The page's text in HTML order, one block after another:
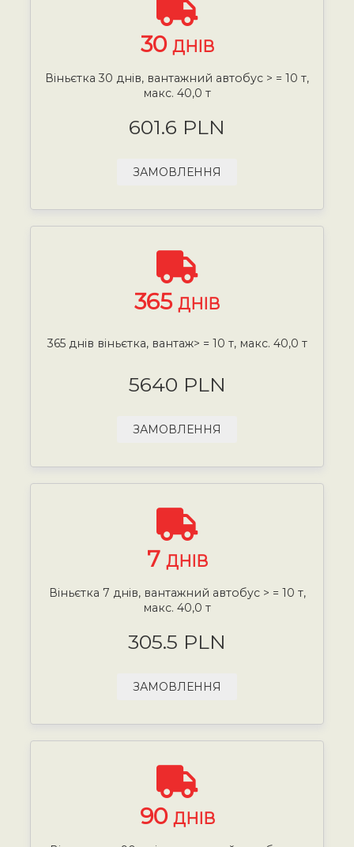
30 ДНІВ
Віньєтка 30 днів, вантажний автобус > = 10 т,
макс. 40,0 т
601.6 PLN
ЗАМОВЛЕННЯ
365 ДНІВ
365 днів віньєтка, вантаж> = 10 т, макс. 40,0 т
5640 PLN
ЗАМОВЛЕННЯ
7 ДНІВ
Віньєтка 7 днів, вантажний автобус > = 10 т,
макс. 40,0 т
305.5 PLN
ЗАМОВЛЕННЯ
90 ДНІВ